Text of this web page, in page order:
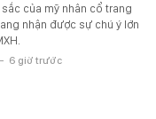
sắc của mỹ nhân cổ trang
nhận được sự chú ý lớn
- 6 giờ trước